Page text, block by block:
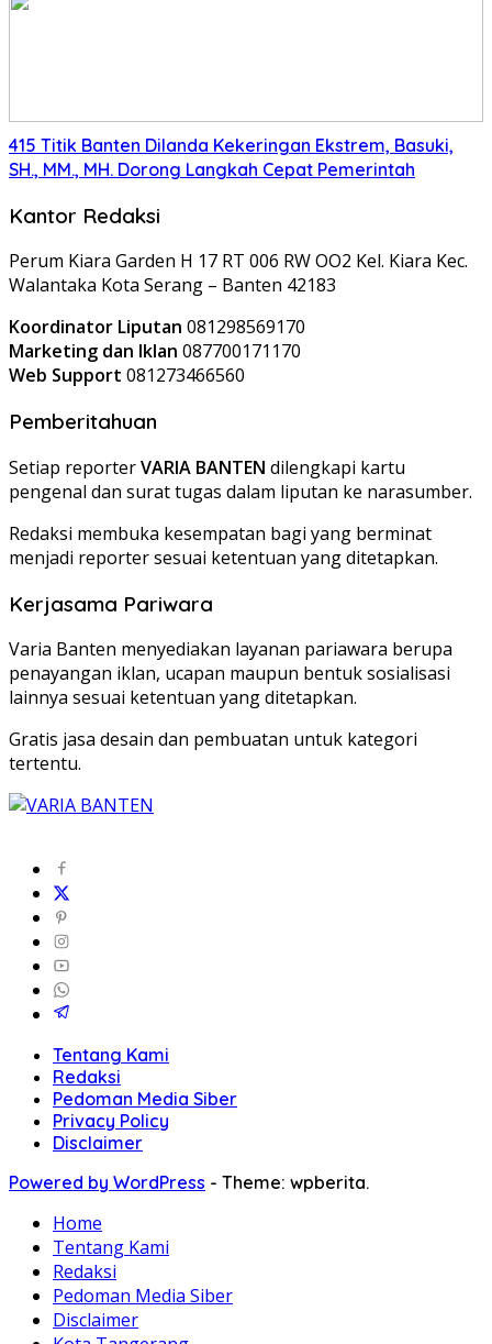
415 Titik Banten Dilanda Kekeringan Ekstrem, Basuki,
SH., MM., MH. Dorong Langkah Cepat Pemerintah
Kantor Redaksi
Perum Kiara Garden H 17 RT 006 RW OO2 Kel. Kiara Kec.
Walantaka Kota Serang – Banten 42183
Koordinator Liputan 081298569170
Marketing dan Iklan 087700171170
Web Support 081273466560
Pemberitahuan
Setiap reporterVARIA BANTEN dilengkapi kartu
pengenal dan surat tugas dalam liputan ke narasumber.
Redaksi membuka kesempatan bagi yang berminat
menjadi reporter sesuai ketentuan yang ditetapkan.
Kerjasama Pariwara
Varia Banten menyediakan layanan pariawara berupa
penayangan iklan, ucapan maupun bentuk sosialisasi
lainnya sesuai ketentuan yang ditetapkan.
Gratis jasa desain dan pembuatan untuk kategori
tertentu.
Tentang Kami
Redaksi
Pedoman Media Siber
Privacy Policy
Disclaimer
Powered by WordPress - Theme: wpberita.
Home
Tentang Kami
Redaksi
Pedoman Media Siber
Disclaimer